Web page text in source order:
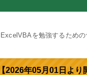
ExcelVBAを勉強するための
【2026年05月01日よ